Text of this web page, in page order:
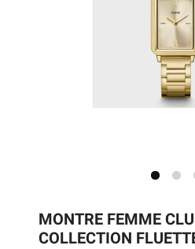
MONTRE FEMME
COLLECTION